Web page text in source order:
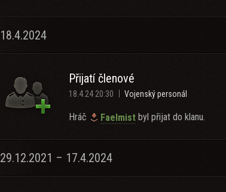
18.4.2024
Přijatí členové
18.4.24 20:30 Vojenský personál
Hráč Faelmist byl přijat do klanu.
29.12.2021 – 17.4.2024